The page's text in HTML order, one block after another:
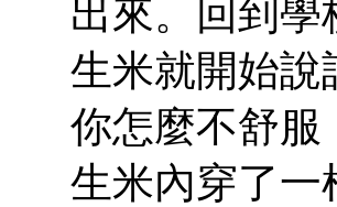
出來。回到
生米就開始說
你怎麼不舒服
生米內穿了一